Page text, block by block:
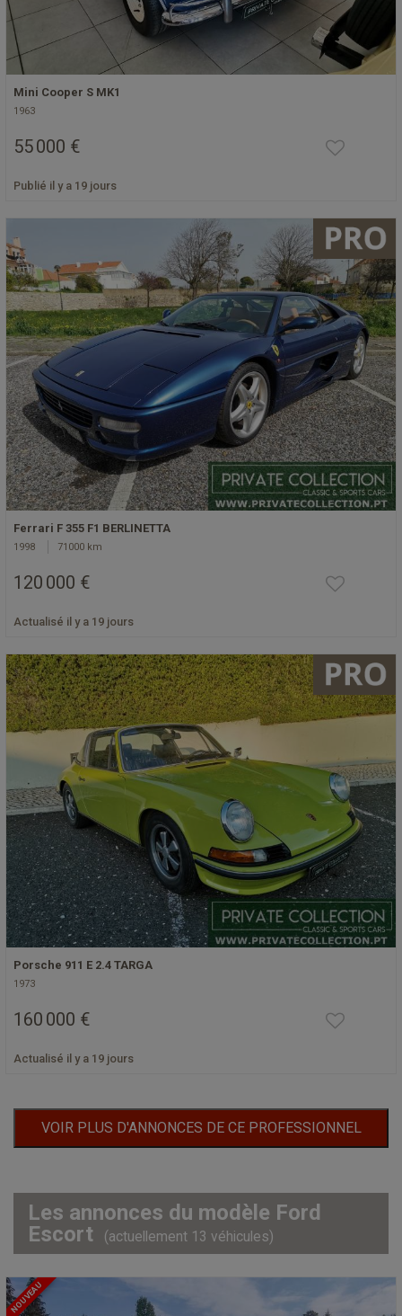
Mini Cooper S MK1
1963
55 000 €
Publié il y a 19 jours
Ferrari F 355 F1 BERLINETTA
1998 71000 km
120 000 €
Actualisé il y a 19 jours
Porsche 911 E 2.4 TARGA
1973
160 000 €
Actualisé il y a 19 jours
VOIR PLUS D'ANNONCES DE CE PROFESSIONNEL
Les annonces du modèle Ford
Escort
(actuellement 13 véhicules)
NOUVEAU